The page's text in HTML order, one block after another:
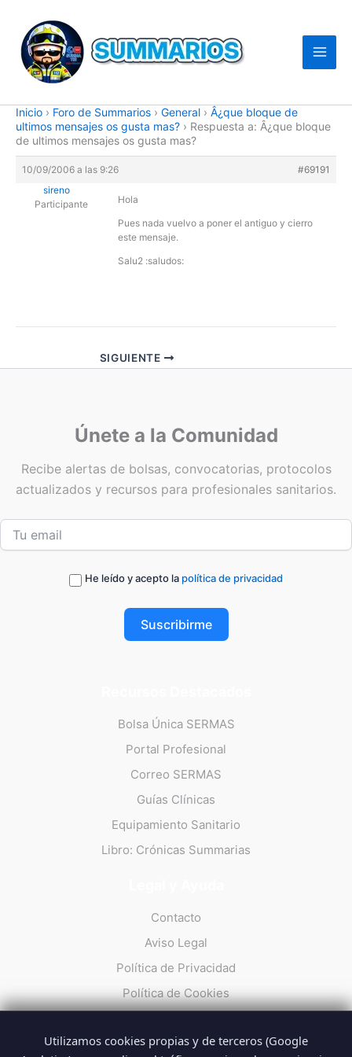
contenido
Inicio › Foro de Summarios › General › Â¿que bloque de
ultimos mensajes os gusta mas? › Respuesta a: Â¿que bloque
de ultimos mensajes os gusta mas?
10/09/2006 a las 9:26
#69191
sireno
Participante
Hola
Pues nada vuelvo a poner el antiguo y cierro
este mensaje.
Salu2 :saludos:
SIGUIENTE
Únete a la Comunidad
Recibe alertas de bolsas, convocatorias, protocolos
actualizados y recursos para profesionales sanitarios.
He leído y acepto la política de privacidad
Suscribirme
Bolsa Única SERMAS
Portal Profesional
Correo SERMAS
Guías Clínicas
Equipamiento Sanitario
Libro: Crónicas Summarias
Contacto
Aviso Legal
Política de Privacidad
Política de Cookies
Utilizamos cookies propias y de terceros (Google